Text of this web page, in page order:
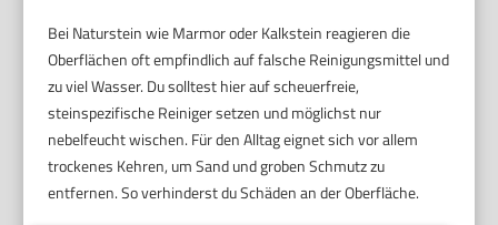
Bei Naturstein wie Marmor oder Kalkstein reagieren die
Oberflächen oft empfindlich auf falsche Reinigungsmittel und
zu viel Wasser. Du solltest hier auf scheuerfreie,
steinspezifische Reiniger setzen und möglichst nur
nebelfeucht wischen. Für den Alltag eignet sich vor allem
trockenes Kehren, um Sand und groben Schmutz zu
entfernen. So verhinderst du Schäden an der Oberfläche.